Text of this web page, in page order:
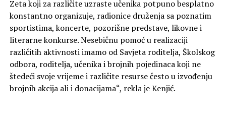
Zeta koji za različite uzraste učenika potpuno besplatno
konstantno organizuje, radionice druženja sa poznatim
sportistima, koncerte, pozorišne predstave, likovne i
literarne konkurse. Nesebičnu pomoć u realizaciji
različitih aktivnosti imamo od Savjeta roditelja, Školskog
odbora, roditelja, učenika i brojnih pojedinaca koji ne
štedeći svoje vrijeme i različite resurse često u izvođenju
brojnih akcija ali i donacijama“, rekla je Kenjić.